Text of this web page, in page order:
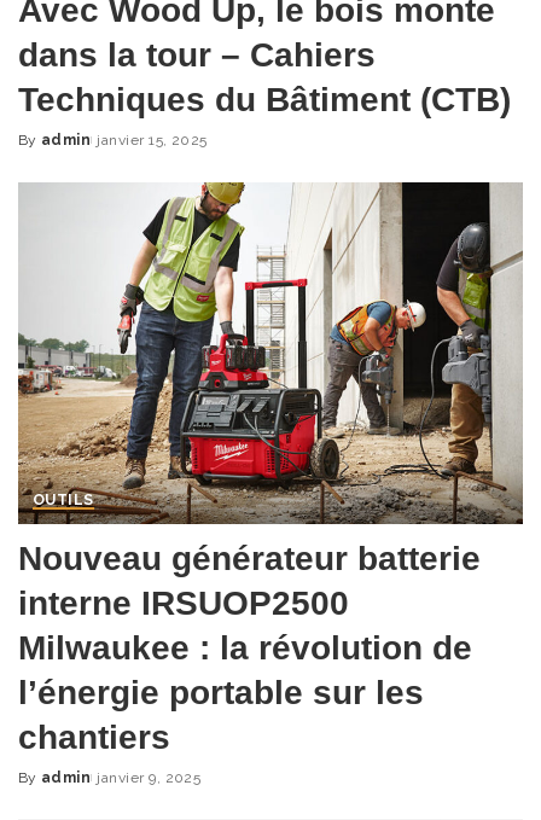
Avec Wood Up, le bois monte
dans la tour – Cahiers
Techniques du Bâtiment (CTB)
Posted
By admin janvier 15, 2025
OUTILS
Nouveau générateur batterie
interne IRSUOP2500
Milwaukee : la révolution de
l’énergie portable sur les
chantiers
Posted
By admin janvier 9, 2025